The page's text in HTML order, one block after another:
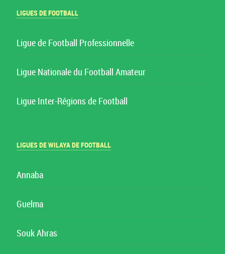
LIGUES DE FOOTBALL
Ligue de Football Professionnelle
Ligue Nationale du Football Amateur
Ligue Inter-Régions de Football
LIGUES DE WILAYA DE FOOTBALL
Annaba
Guelma
Souk Ahras